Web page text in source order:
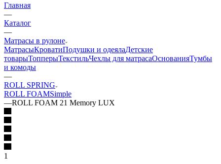
Главная
—
Каталог
—
Матрасы в рулоне
МатрасыКроватиПодушки и одеялаДетские
товарыТопперыТекстильЧехлы для матрасаОснованияТумбы
и комоды
—
ROLL SPRING
ROLL FOAMSimple
—ROLL FOAM 21 Memory LUX
1